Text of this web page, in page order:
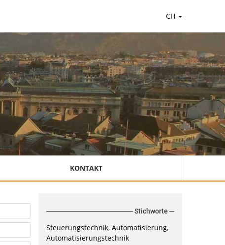
CH
KONTAKT
Stichworte
Steuerungstechnik, Automatisierung,
Automatisierungstechnik